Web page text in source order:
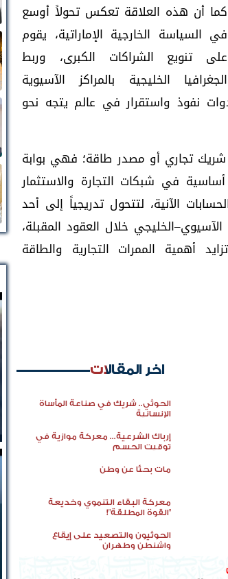
كما أن هذه العلاقة تعكس تحولاً أوسع
في السياسة الخارجية الإماراتية، يقوم
على تنويع الشراكات الكبرى، وربط
الجغرافيا الخليجية بالمراكز الآسيوية
نفوذ واستقرار في عالم يتجه نحو
شريك تجاري أو مصدر طاقة؛ فهي بوابة
في شبكات التجارة والاستثمار
الآنية، لتتحول تدريجياً إلى أحد
خلال العقود المقبلة،
أهمية الممرات التجارية والطاقة
اخر المقالات
الحوثي.. شريك في صناعة المأساة
الإنسانية
إرباك الشرعية... معركة موازية في
توقيت الحسم
مات بحثًا عن وطن
معركة البقاء التنموي وخديعة
"القوة المطلقة"!
الحوثيون والتصعيد على إيقاع
واشنطن وطهران